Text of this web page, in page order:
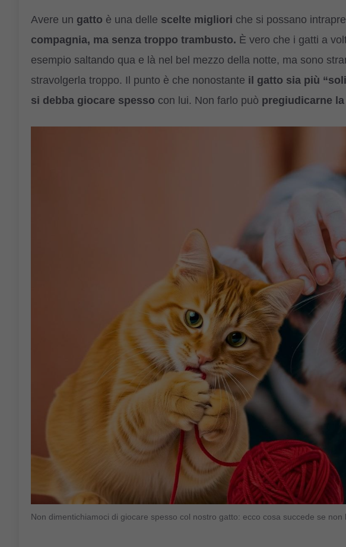
Avere un gatto è una delle scelte migliori che si possano
compagnia, ma senza troppo trambusto. È vero che i gatti a
esempio saltando qua e là nel bel mezzo della notte, ma sono
stravolgerla troppo. Il punto è che nonostante il gatto sia più
si debba giocare spesso con lui. Non farlo può pregiudicarne
Non dimentichiamoci di giocare spesso col nostro gatto: ecco cosa succede se